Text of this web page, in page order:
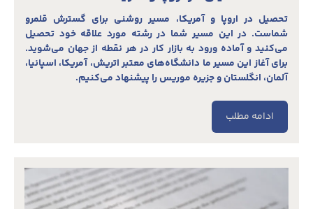
تحصیل در اروپا و آمریکا، مسیر روشنی برای گسترش قلمرو
شماست. در این مسیر شما در رشته مورد علاقه خود تحصیل
می‌کنید و آماده ورود به بازار کار در هر نقطه از جهان می‌شوید.
برای آغاز این مسیر ما دانشگاه‌های معتبر اتریش، آمریکا، اسپانیا،
آلمان، انگلستان و جزیره موریس را پیشنهاد می‌کنیم.
ادامه مطلب